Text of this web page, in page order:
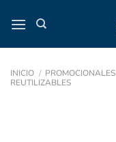
INICIO / PROMOCIONALES
REUTILIZABLES